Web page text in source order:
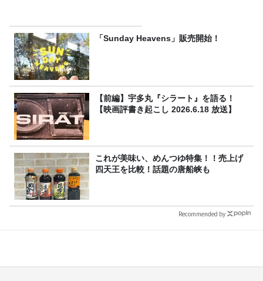
「Sunday Heavens」販売開始！
【前編】宇多丸『シラート』を語る！
【映画評書き起こし 2026.6.18 放送】
これが美味い、めんつゆ特集！！売上げ
四天王を比較！話題の唐船峡も
Recommended by